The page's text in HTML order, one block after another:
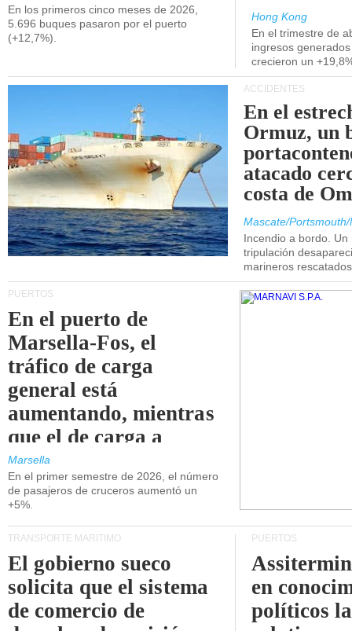
En los primeros cinco meses de 2026,
5.696 buques pasaron por el puerto
(+12,7%).
Hong Kong
En el trimestre de
ingresos
crecieron un
ACCIDENTES
En el
Ormuz, un
atacado
costa de
Mascate/
Incendio a bordo.
tripulación
marineros
PUERTOS
En el puerto de
Marsella-Fos, el
tráfico de carga
general está
aumentando, mientras
que el de carga a
granel está
disminuyendo.
Marsella
En el primer semestre de 2026, el número
de pasajeros de cruceros aumentó un
+5%.
TRANSPORTE MARÍTIMO
El gobierno sueco
solicita que el sistema
de comercio de
PUERTOS
en
políticos